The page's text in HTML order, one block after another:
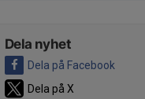
Dela nyhet
Dela på Facebook
Dela på X